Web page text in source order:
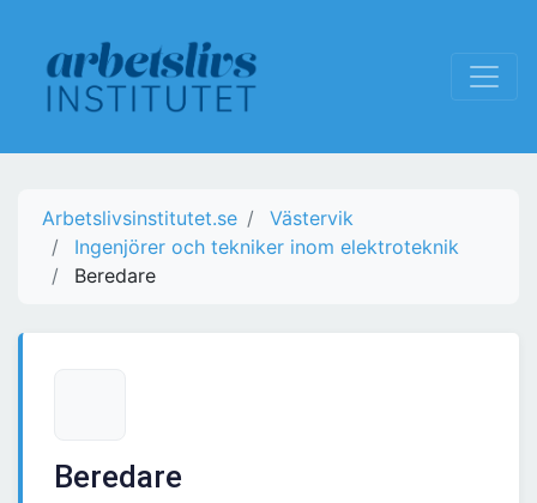
Arbetslivsinstitutet.se
Västervik
Ingenjörer och tekniker inom elektroteknik
Beredare
Beredare